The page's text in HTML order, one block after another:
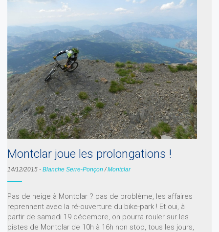
Montclar joue les prolongations !
14/12/2015 - Blanche Serre-Ponçon /Montclar
Pas de neige à Montclar ? pas de problème, les affaires
reprennent avec la ré-ouverture du bike-park ! Et oui, à
partir de samedi 19 décembre, on pourra rouler sur les
pistes de Montclar de 10h à 16h non stop, tous les jours,